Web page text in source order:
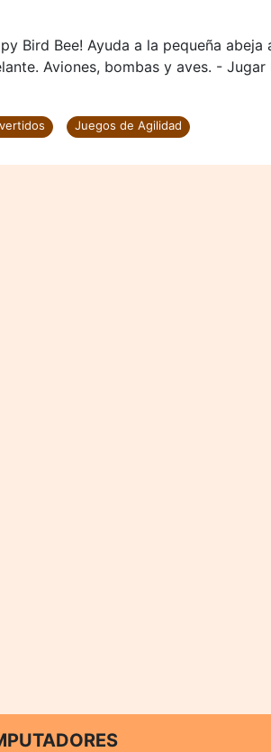
Bird Bee! Ayuda a la pequeña abeja
Aviones, bombas y aves. - Jugar
Juegos de Agilidad